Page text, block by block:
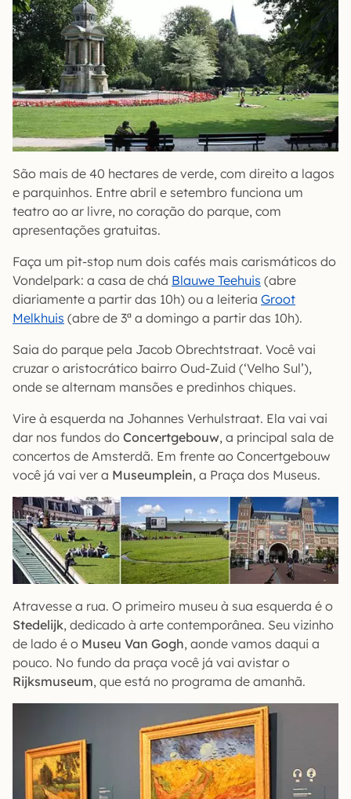
São mais de 40 hectares de verde, com direito a lagos
e parquinhos. Entre abril e setembro funciona um
teatro ao ar livre, no coração do parque, com
apresentações gratuitas.
Faça um pit-stop num dois cafés mais carismáticos do
Vondelpark: a casa de chá Blauwe Teehuis (abre
diariamente a partir das 10h) ou a leiteria Groot
Melkhuis (abre de 3ª a domingo a partir das 10h).
Saia do parque pela Jacob Obrechtstraat. Você vai
cruzar o aristocrático bairro Oud-Zuid (‘Velho Sul’),
onde se alternam mansões e predinhos chiques.
Vire à esquerda na Johannes Verhulstraat. Ela vai vai
dar nos fundos do Concertgebouw, a principal sala de
concertos de Amsterdã. Em frente ao Concertgebouw
você já vai ver a Museumplein, a Praça dos Museus.
Atravesse a rua. O primeiro museu à sua esquerda é o
Stedelijk, dedicado à arte contemporânea. Seu vizinho
de lado é o Museu Van Gogh, aonde vamos daqui a
pouco. No fundo da praça você já vai avistar o
Rijksmuseum, que está no programa de amanhã.